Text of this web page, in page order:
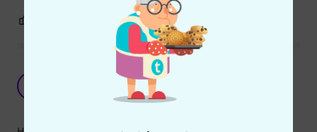
BEWERTUNG MELDEN
"Schminkköfferchen" für die Lunchbox, nicht
ganz zu Ende gedacht
W3r3Wlf 22.04.2024